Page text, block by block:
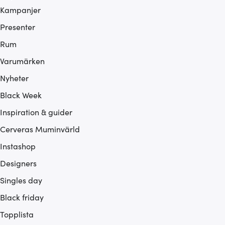
Kampanjer
Presenter
Rum
Varumärken
Nyheter
Black Week
Inspiration & guider
Cerveras Muminvärld
Instashop
Designers
Singles day
Black friday
Topplista